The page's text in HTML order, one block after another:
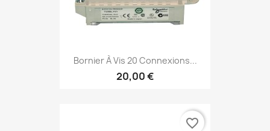
Bornier À Vis 20 Connexions...
20,00 €
favorite_border